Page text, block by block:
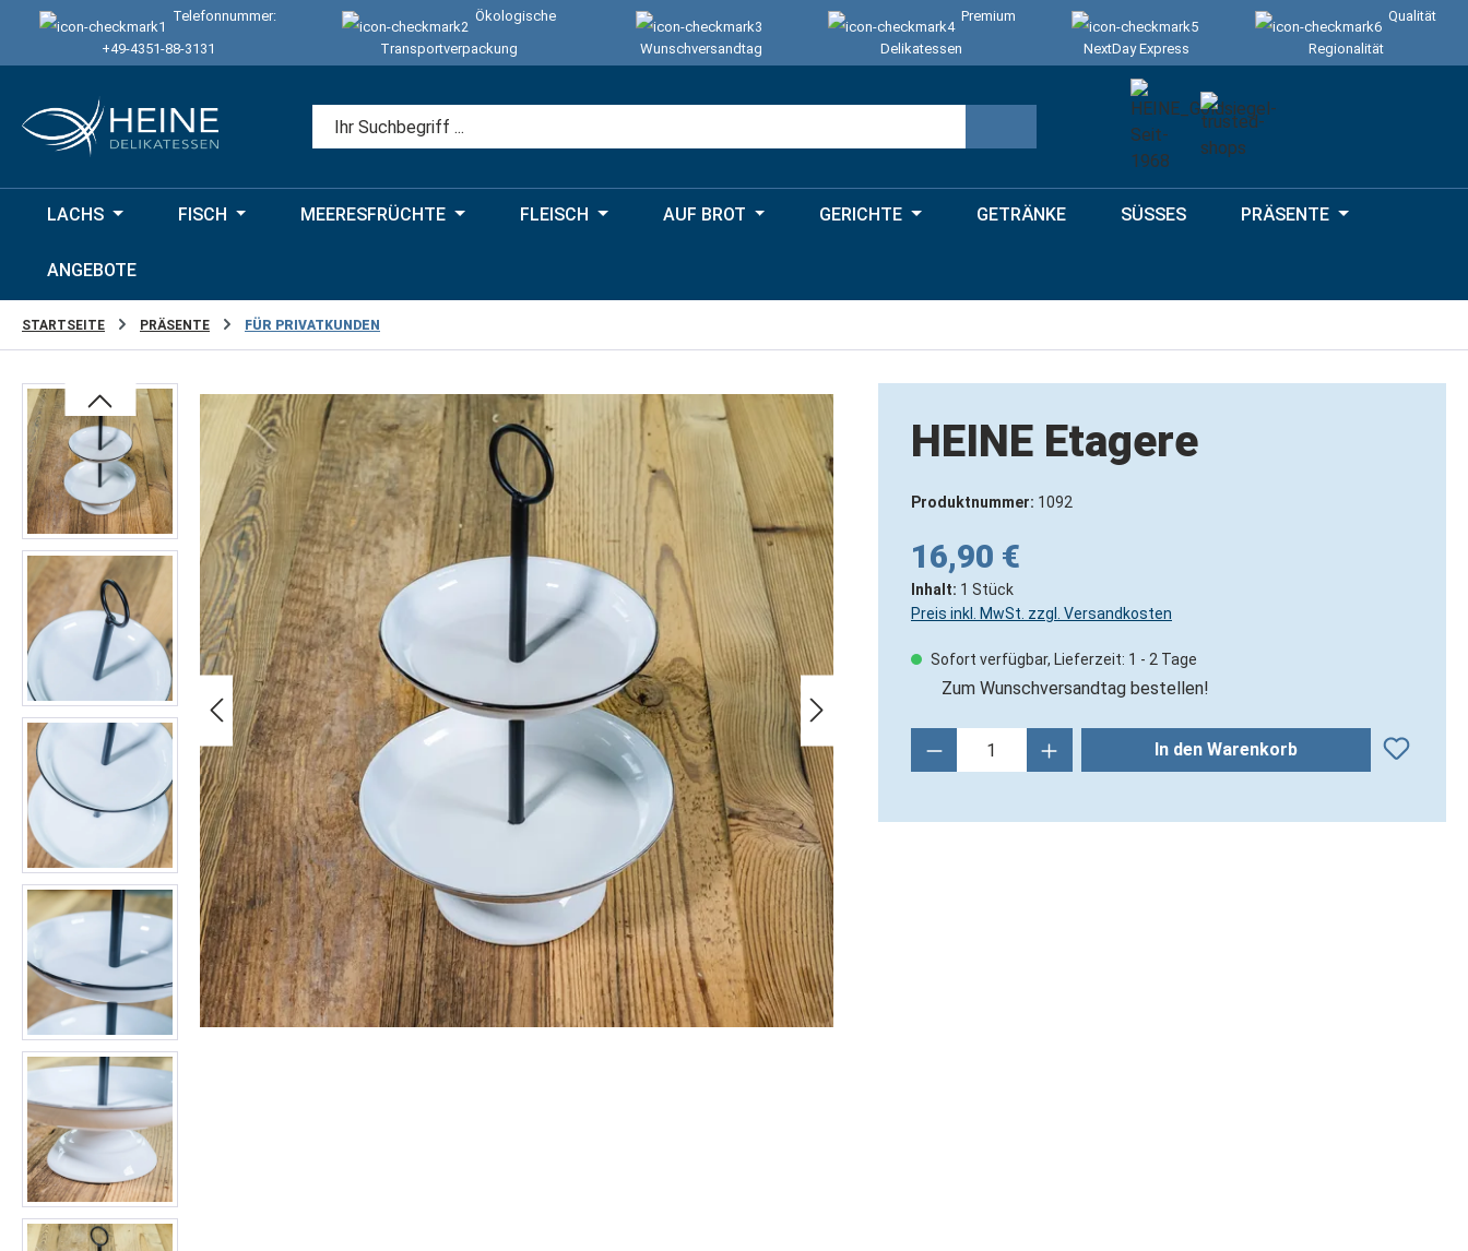
Hauptinhalt springen
Zur Suche springen
Zur Hauptnavigation springen
Telefonnummer:
+49-4351-88-3131
Ökologische
Transportverpackung
Wunschversandtag
Premium
Delikatessen
NextDay Express
Qualität
Regionalität
LACHS FISCH MEERESFRÜCHTE FLEISCH AUF BROT GERICHTE GETRÄNKE SÜSSES PRÄSENTE
ANGEBOTE
STARTSEITE PRÄSENTE FÜR PRIVATKUNDEN
Bildergalerie überspringen
HEINE Etagere
Produktnummer: 1092
16,90 €
Inhalt: 1 Stück
Preis inkl. MwSt. zzgl. Versandkosten
Sofort verfügbar, Lieferzeit: 1 - 2 Tage
Zum Wunschversandtag bestellen!
Produkt Anzahl: Gib den gewünschten Wert
In den Warenkorb